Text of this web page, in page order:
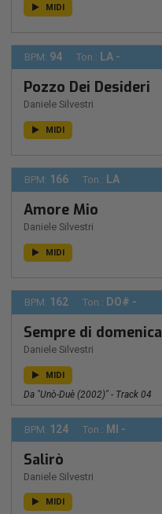
MIDI
BPM: 94 Ton.: LA -
Pozzo Dei Desideri
Daniele Silvestri
MIDI
BPM: 166 Ton.: LA
Amore Mio
Daniele Silvestri
MIDI
BPM: 162 Ton.: DO# -
Sempre di domenica
Daniele Silvestri
MIDI
Da "Unò-Duè (2002)" - Track 04
BPM: 124 Ton.: MI -
Salirò
Daniele Silvestri
MIDI